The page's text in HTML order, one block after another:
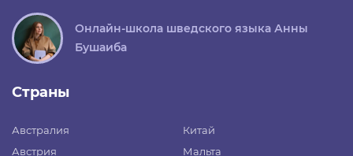
Онлайн-школа шведского языка Анны
Бушаиба
Страны
Австралия
Австрия
Китай
Мальта